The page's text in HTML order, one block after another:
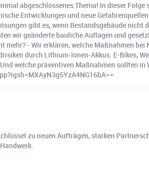
abgeschlossenes Thema! In dieser
Entwicklungen und neue
gibt es, wenn Bestandsgebäude
wir geänderte bauliche Auflagen und
- Wir erklären, welche Maßnahmen
durch Lithium-Ionen-Akkus. E-Bikes,
welche präventiven Maßnahmen sollten
zu neuen Aufträgen, starken